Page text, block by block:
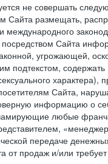
не совершать
размещать,
Сайта
угрожающей,
подтекстом,
Сайта,
информацию о
любые
передаче
от продаж и/или